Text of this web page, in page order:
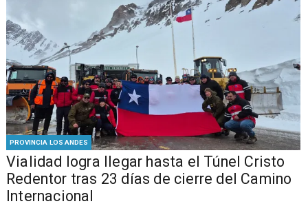
PROVINCIA LOS ANDES
Vialidad logra llegar hasta el Túnel Cristo
Redentor tras 23 días de cierre del Camino
Internacional